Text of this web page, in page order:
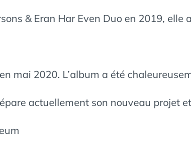
& Eran Har Even Duo en 2019, elle
mai 2020. L’album a été
actuellement son nouveau projet